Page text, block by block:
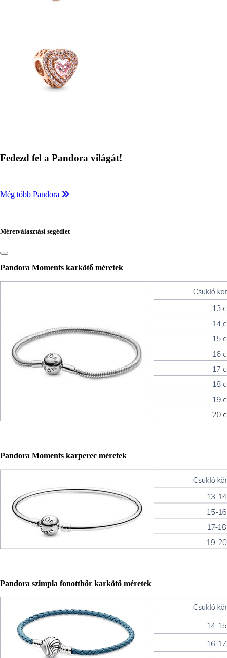
Fedezd fel a Pandora világát!
Még több Pandora
Méretválasztási segédlet
Pandora Moments karkötő méretek
Pandora Moments karperec méretek
Pandora szimpla fonottbőr karkötő méretek